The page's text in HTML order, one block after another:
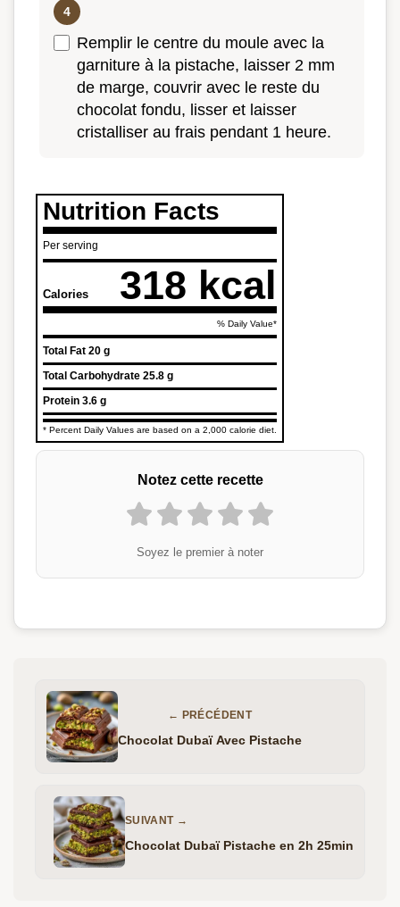
Remplir le centre du moule avec la
garniture à la pistache, laisser 2 mm
de marge, couvrir avec le reste du
chocolat fondu, lisser et laisser
cristalliser au frais pendant 1 heure.
Nutrition Facts
Per serving
Calories 318 kcal
% Daily Value*
Total Fat 20 g
Total Carbohydrate 25.8 g
Protein 3.6 g
* Percent Daily Values are based on a 2,000 calorie diet.
Notez cette recette
Soyez le premier à noter
← PRÉCÉDENT
Chocolat Dubaï Avec Pistache
SUIVANT →
Chocolat Dubaï Pistache en 2h 25min